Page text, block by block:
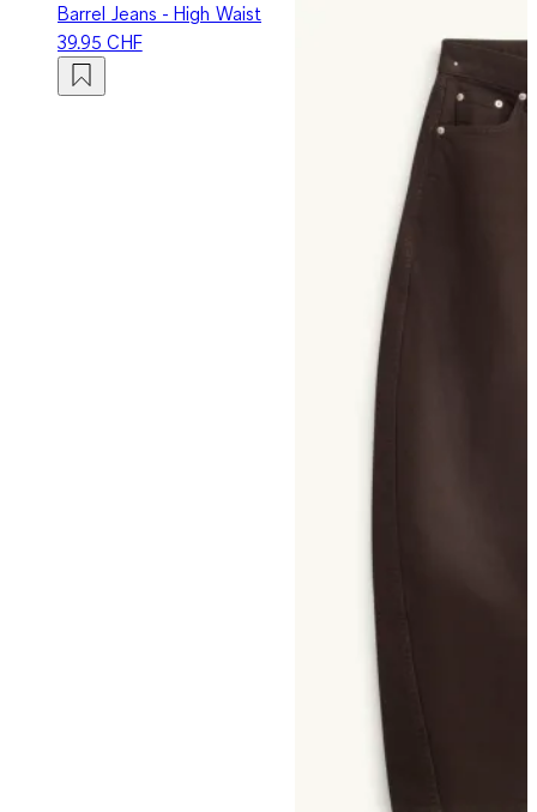
Barrel Jeans - High Waist
39.95 CHF